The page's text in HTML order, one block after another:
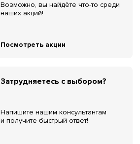
Возможно, вы найдёте что-то среди
наших акций!
Посмотреть акции
Затрудняетесь с выбором?
Напишите нашим консультантам
и получите быстрый ответ!